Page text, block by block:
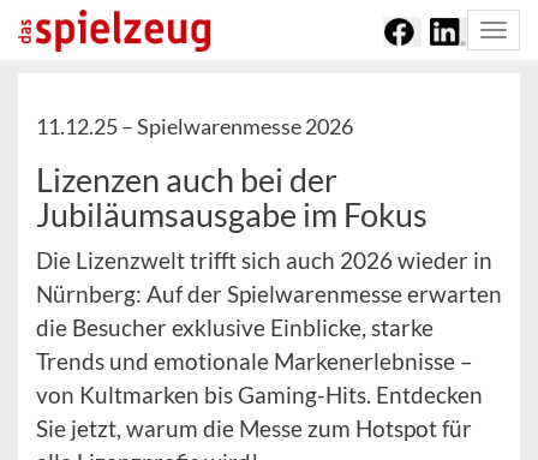
11.12.25 –Spielwarenmesse 2026
Lizenzen auch bei der
Jubiläumsausgabe im Fokus
Die Lizenzwelt trifft sich auch 2026 wieder in
Nürnberg: Auf der Spielwarenmesse erwarten
die Besucher exklusive Einblicke, starke
Trends und emotionale Markenerlebnisse –
von Kultmarken bis Gaming-Hits. Entdecken
Sie jetzt, warum die Messe zum Hotspot für